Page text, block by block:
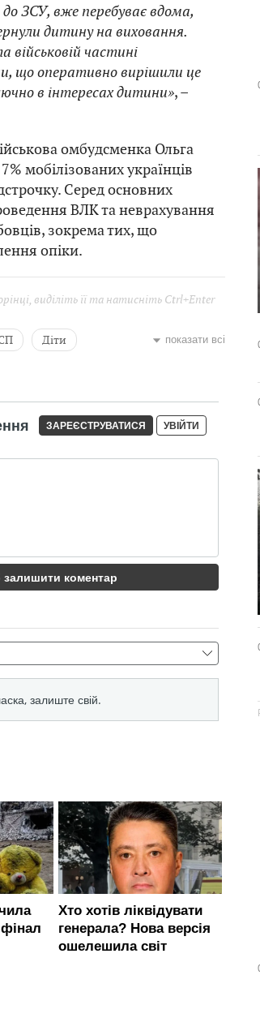
до ЗСУ, вже перебуває вдома,
дитину на виховання.
частині
що оперативно вирішили це
в інтересах дитини», –
омбудсменка Ольга
мобілізованих українців
Серед основних
ВЛК та неврахування
зокрема тих, що
опіки.
виділіть її та натисніть Ctrl+Enter
Діти показати всі